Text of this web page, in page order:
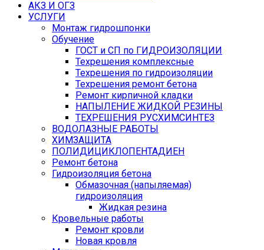
АКЗ И ОГЗ
УСЛУГИ
Монтаж гидрошпонки
Обучение
ГОСТ и СП по ГИДРОИЗОЛЯЦИИ
Техрешения комплексные
Техрешения по гидроизоляции
Техрешения ремонт бетона
Ремонт кирпичной кладки
НАПЫЛЕНИЕ ЖИДКОЙ РЕЗИНЫ
ТЕХРЕШЕНИЯ РУСХИМСИНТЕЗ
ВОДОЛАЗНЫЕ РАБОТЫ
ХИМЗАЩИТА
ПОЛИДИЦИКЛОПЕНТАДИЕН
Ремонт бетона
Гидроизоляция бетона
Обмазочная (напыляемая)
гидроизоляция
Жидкая резина
Кровельные работы
Ремонт кровли
Новая кровля